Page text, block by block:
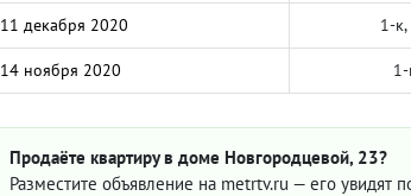
11 декабря 2020 1-
14 ноября 2020
Продаёте квартиру в доме Новгородцевой, 23?
Разместите объявление на metrtv.ru — его увидят